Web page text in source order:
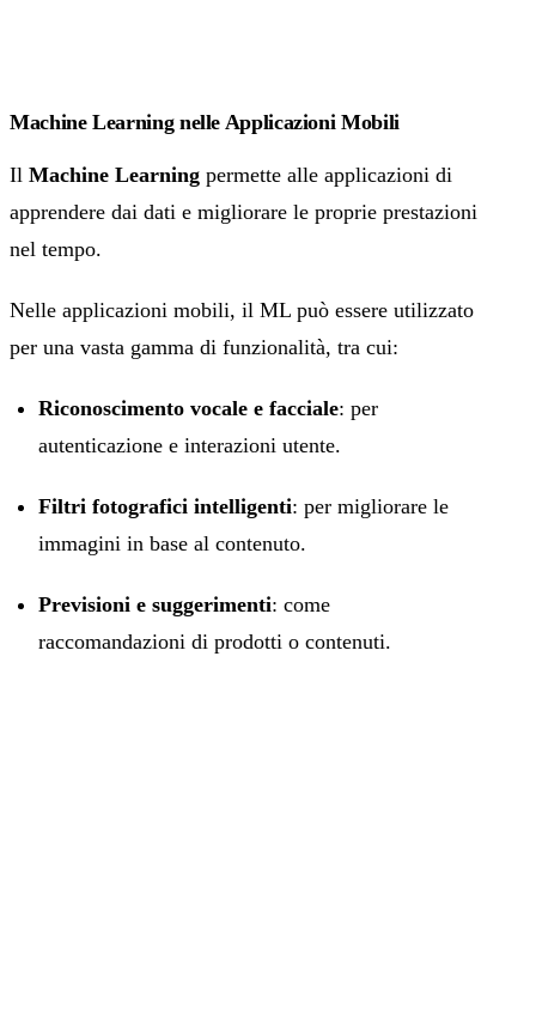
Machine Learning nelle Applicazioni Mobili
Il Machine Learning permette alle applicazioni di
apprendere dai dati e migliorare le proprie prestazioni
nel tempo.
Nelle applicazioni mobili, il ML può essere utilizzato
per una vasta gamma di funzionalità, tra cui:
Riconoscimento vocale e facciale: per
autenticazione e interazioni utente.
Filtri fotografici intelligenti: per migliorare le
immagini in base al contenuto.
Previsioni e suggerimenti: come
raccomandazioni di prodotti o contenuti.